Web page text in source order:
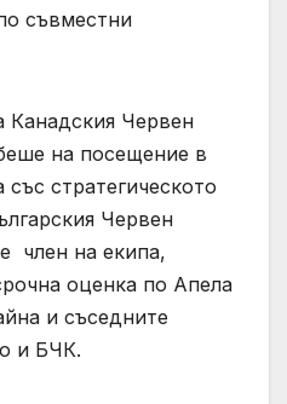
съвместни
Канадския Червен
на посещение в
стратегическото
Червен
член на екипа,
оценка по Апела
и съседните
и БЧК.